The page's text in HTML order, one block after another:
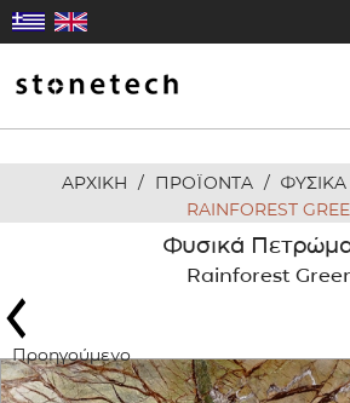
Η ΕΤΑΙΡΕΙΑ
ΑΝΤΙΠΡΟΣΩΠΕΙΕΣ
ΑΡΧΙΚΗ / ΠΡΟΪΟΝΤΑ /
RAINFOREST
Φυσικά
Rainforest
Προηγούμενο